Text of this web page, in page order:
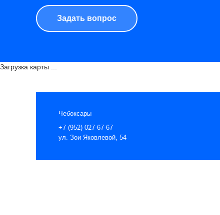
Чебоксары
+7 (952) 027-67-67
ул. Зои Яковлевой, 54
Загрузка карты ...